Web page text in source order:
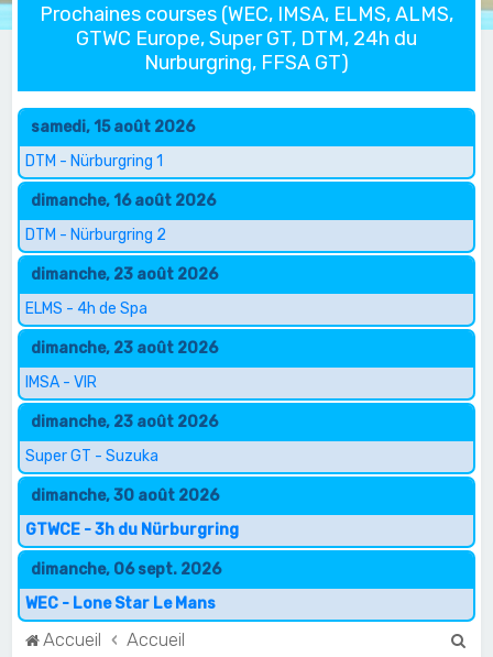
Prochaines courses (WEC, IMSA, ELMS, ALMS,
GTWC Europe, Super GT, DTM, 24h du
Nurburgring, FFSA GT)
samedi, 15 août 2026
DTM - Nürburgring 1
dimanche, 16 août 2026
DTM - Nürburgring 2
dimanche, 23 août 2026
ELMS - 4h de Spa
dimanche, 23 août 2026
IMSA - VIR
dimanche, 23 août 2026
Super GT - Suzuka
dimanche, 30 août 2026
GTWCE - 3h du Nürburgring
dimanche, 06 sept. 2026
WEC - Lone Star Le Mans
Accueil Accueil